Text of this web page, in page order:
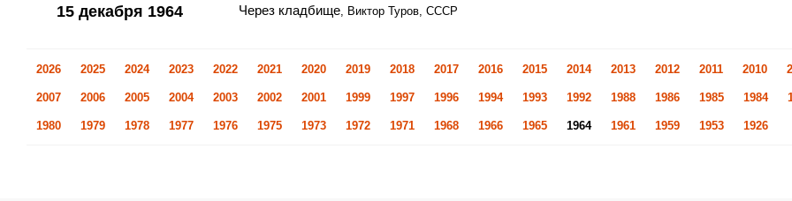
15 декабря 1964 Через кладбище, Виктор Туров, СССР
2026 2025 2024 2023 2022 2021 2020 2019 2018 2017 2016 2015 2014 2013 2012 2011 2010
2007 2006 2005 2004 2003 2002 2001 1999 1997 1996 1994 1993 1992 1988 1986 1985 1984
1980 1979 1978 1977 1976 1975 1973 1972 1971 1968 1966 1965 1964 1961 1959 1953 1926